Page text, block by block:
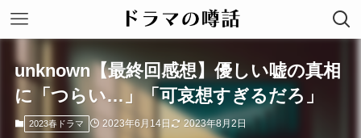
unknown【最終回感想】優しい嘘の真相
に「つらい…」「可哀想すぎるだろ」
2023春ドラマ 2023年6月14日 2023年8月2日